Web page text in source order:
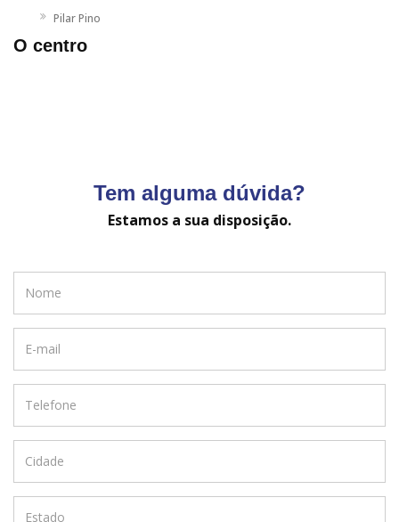
Pilar Pino
O centro
Tem alguma dúvida?
Estamos a sua disposição.